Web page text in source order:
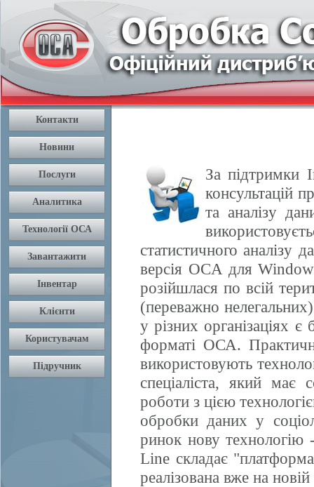
За підтримки
консультацій
та аналізу
статистичного
версія OCA для
розійшлася по всій
(переважно
у різних організаціях є
форматі ОСА.
використовують
спеціаліста, який має
роботи з цією
обробки даних у
ринок нову
Line складає
реалізована вже на